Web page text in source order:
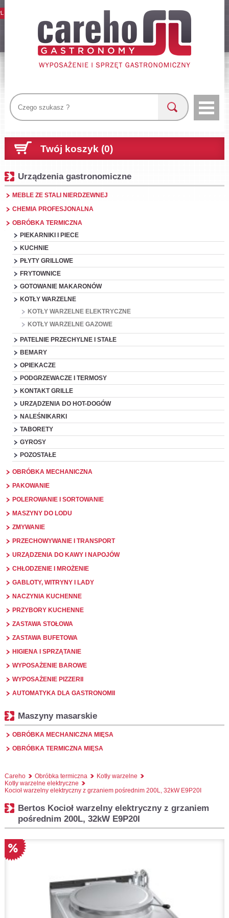
Twój koszyk (0)
Urządzenia gastronomiczne
MEBLE ZE STALI NIERDZEWNEJ
CHEMIA PROFESJONALNA
OBRÓBKA TERMICZNA
PIEKARNIKI I PIECE
KUCHNIE
PŁYTY GRILLOWE
FRYTOWNICE
GOTOWANIE MAKARONÓW
KOTŁY WARZELNE
KOTŁY WARZELNE ELEKTRYCZNE
KOTŁY WARZELNE GAZOWE
PATELNIE PRZECHYLNE I STAŁE
BEMARY
OPIEKACZE
PODGRZEWACZE I TERMOSY
KONTAKT GRILLE
URZĄDZENIA DO HOT-DOGÓW
NALEŚNIKARKI
TABORETY
GYROSY
POZOSTAŁE
OBRÓBKA MECHANICZNA
PAKOWANIE
POLEROWANIE I SORTOWANIE
MASZYNY DO LODU
ZMYWANIE
PRZECHOWYWANIE I TRANSPORT
URZĄDZENIA DO KAWY I NAPOJÓW
CHŁODZENIE I MROŻENIE
GABLOTY, WITRYNY I LADY
NACZYNIA KUCHENNE
PRZYBORY KUCHENNE
ZASTAWA STOŁOWA
ZASTAWA BUFETOWA
HIGIENA I SPRZĄTANIE
WYPOSAŻENIE BAROWE
WYPOSAŻENIE PIZZERII
AUTOMATYKA DLA GASTRONOMII
Maszyny masarskie
OBRÓBKA MECHANICZNA MIĘSA
OBRÓBKA TERMICZNA MIĘSA
Careho Obróbka termiczna
Kotły warzelne
Kotły warzelne elektryczne
Kocioł warzelny elektryczny z grzaniem pośrednim 200L, 32kW E9P20I
Bertos Kocioł warzelny elektryczny z grzaniem
pośrednim 200L, 32kW E9P20I